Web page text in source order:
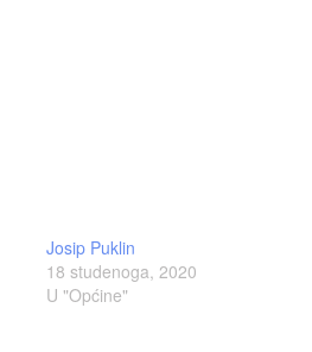
Josip Puklin
18 studenoga, 2020
U "Općine"